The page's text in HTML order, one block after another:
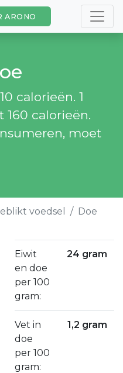
ARONO
calorieën. 1
160 calorieën.
moet
voedsel Doe
Eiwit
en doe
per 100
gram:
24 gram
Vet in
doe
per 100
gram:
1,2 gram